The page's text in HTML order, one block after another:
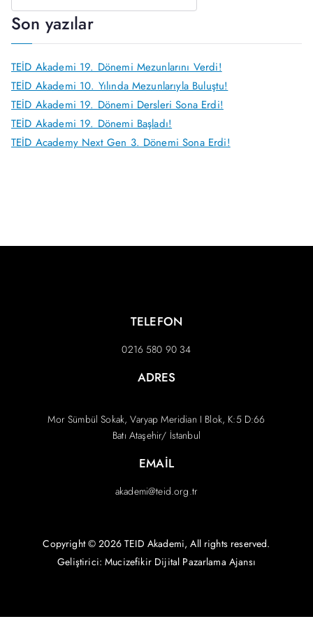
Son yazılar
TEİD Akademi 19. Dönemi Mezunlarını Verdi!
TEİD Akademi 10. Yılında Mezunlarıyla Buluştu!
TEİD Akademi 19. Dönemi Dersleri Sona Erdi!
TEİD Akademi 19. Dönemi Başladı!
TEİD Academy Next Gen 3. Dönemi Sona Erdi!
TELEFON
0216 580 90 34
ADRES
Mor Sümbül Sokak, Varyap Meridian I Blok, K:5 D:66
Batı Ataşehir/ İstanbul
EMAIL
akademi@teid.org.tr
Copyright © 2026 TEID Akademi, All rights reserved.
Geliştirici: Mucizefikir Dijital Pazarlama Ajansı